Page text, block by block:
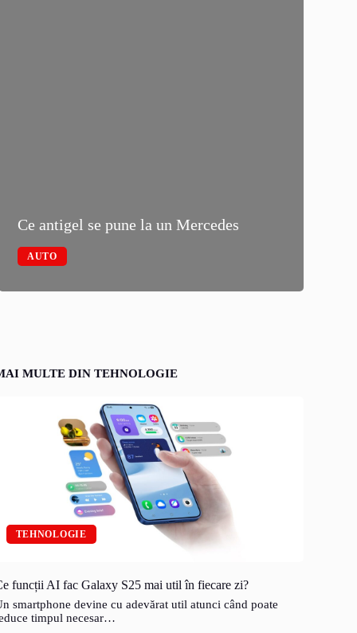
Ce antigel se pune la un Mercedes
AUTO
MULTE DIN TEHNOLOGIE
TEHNOLOGIE
funcții AI fac Galaxy S25 mai util în fiecare zi?
smartphone devine cu adevărat util atunci când poate
timpul necesar…